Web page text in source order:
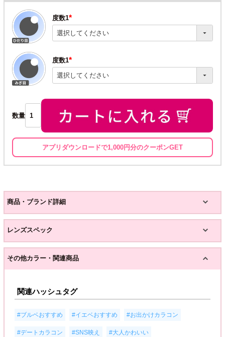
度数1
(必
須)
度数1
(必
須)
数量
アプリダウンロードで1,000円分のクーポンGET
商品・ブランド詳細
レンズスペック
その他カラー・関連商品
関連ハッシュタグ
#ブルベおすすめ #イエベおすすめ #お出かけカラコン
#デートカラコン #SNS映え #大人かわいい